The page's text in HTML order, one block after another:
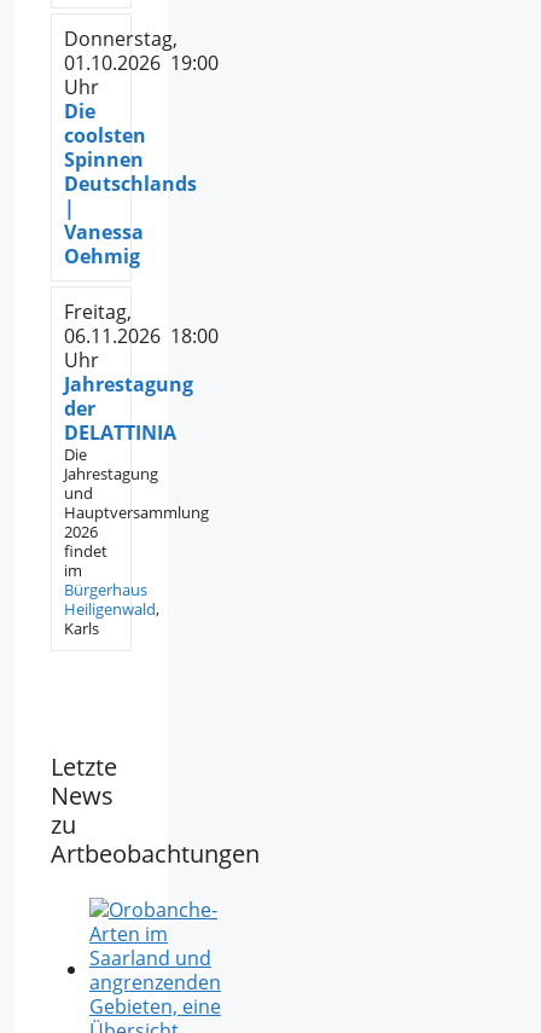
Donnerstag,
01.10.2026 19:00
Uhr
Die
coolsten
Spinnen
Deutschlands
|
Vanessa
Oehmig
Freitag,
06.11.2026 18:00
Uhr
Jahrestagung
der
DELATTINIA
Die
Jahrestagung
und
Hauptversammlung
2026
findet
im
Bürgerhaus
Heiligenwald,
Karls
Letzte
News
zu
Artbeobachtungen